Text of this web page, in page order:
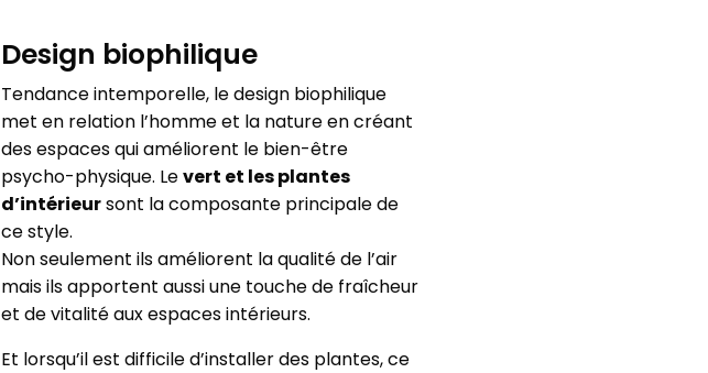
Design biophilique
Tendance intemporelle, le design biophilique
met en relation l’homme et la nature en créant
des espaces qui améliorent le bien-être
psycho-physique. Levert et les plantes
d’intérieursont la composante principale de
ce style.
Non seulement ils améliorent la qualité de l’air
mais ils apportent aussi une touche de fraîcheur
et de vitalité aux espaces intérieurs.
Et lorsqu’il est difficile d’installer des plantes, ce